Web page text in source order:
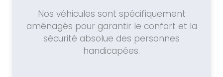
Nos véhicules sont spécifiquement
aménagés pour garantir le confort et la
sécurité absolue des personnes
handicapées.